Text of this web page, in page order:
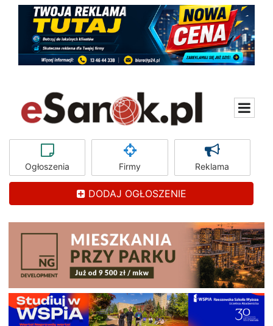
Ogłoszenia Firmy Reklama
DODAJ OGŁOSZENIE